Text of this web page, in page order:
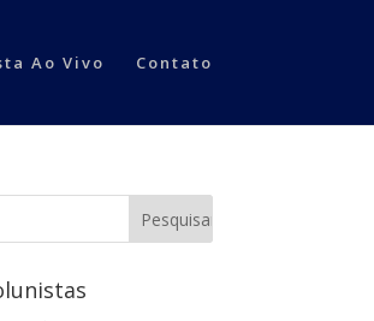
Ao Vivo Contato